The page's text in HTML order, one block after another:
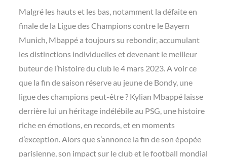
Malgré les hauts et les bas, notamment la défaite en
finale de la Ligue des Champions contre le Bayern
Munich, Mbappé a toujours su rebondir, accumulant
les distinctions individuelles et devenant le meilleur
buteur de l’histoire du club le 4 mars 2023. A voir ce
que la fin de saison réserve au jeune de Bondy, une
ligue des champions peut-être ? Kylian Mbappé laisse
derrière lui un héritage indélébile au PSG, une histoire
riche en émotions, en records, et en moments
d’exception. Alors que s’annonce la fin de son épopée
parisienne, son impact sur le club et le football mondial